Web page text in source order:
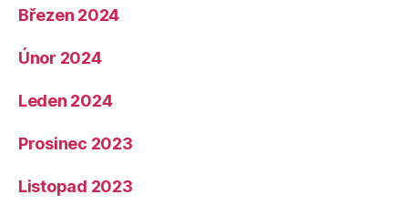
Březen 2024
Únor 2024
Leden 2024
Prosinec 2023
Listopad 2023